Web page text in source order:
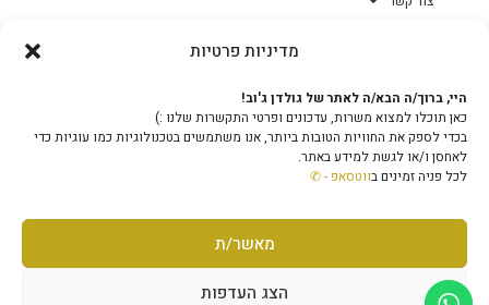
מדיניות פרטיות
היי, ברוך/ה הבא/ה לאתר של גולדן ג'וב!
כאן תוכלו למצוא משרות, עדכונים ופרטי התקשרות שלנו :)
בכדי לספק את החוויות הטובות ביותר, אנו משתמשים בטכנולוגיות כמו עוגיות כדי
לאחסן ו/או לגשת למידע באתר.
לכל פניה זמינים בווטסאפ - ✆
מאשר/ת
הצג העדפות
צוות
מוקד טלפוני ארצי - 1-599-503-503גלילה